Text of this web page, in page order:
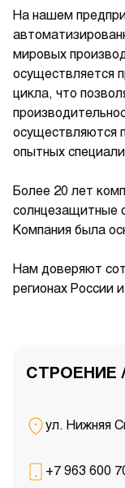
На нашем
мировых
осуществляется
цикла, что
осуществляются
опытных
Более 20 лет
солнцезащитные
Компания была
Нам доверяют
регионах России
СТРОЕНИЕ
ул. Нижняя
+7 963 600